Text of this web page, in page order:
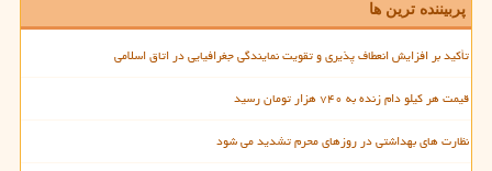
پربیننده ترین ها
تأکید بر افزایش انعطاف پذیری و تقویت نمایندگی جغرافیایی در اتاق اسلامی
قیمت هر کیلو دام زنده به ۷۴۰ هزار تومان رسید
نظارت های بهداشتی در روزهای محرم تشدید می شود